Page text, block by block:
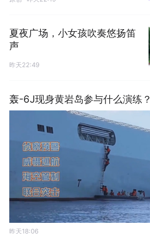
夏夜广场，小女孩吹奏悠扬笛
声
昨天22:49
轰-6J现身黄岩岛参与什么演练？
昨天18:06